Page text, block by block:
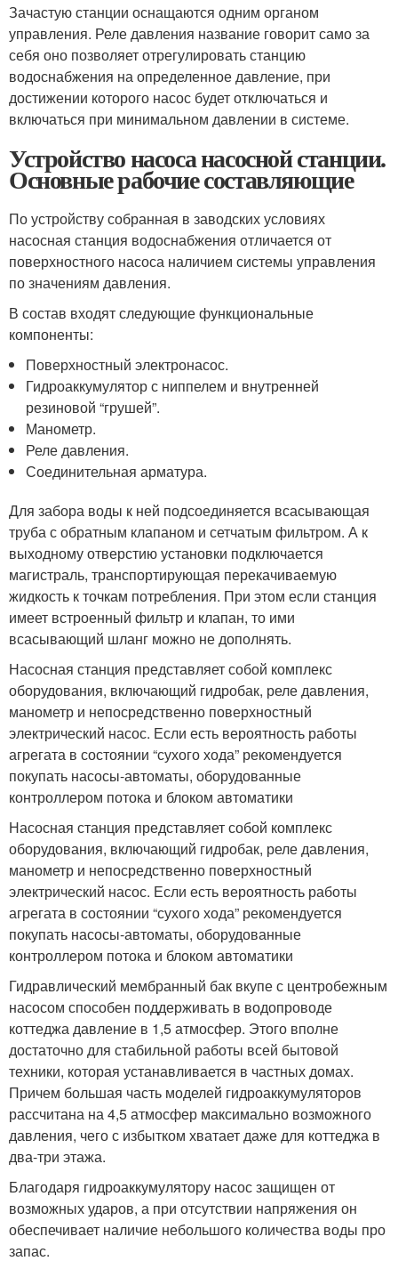
Зачастую станции оснащаются одним органом
управления. Реле давления название говорит само за
себя оно позволяет отрегулировать станцию
водоснабжения на определенное давление, при
достижении которого насос будет отключаться и
включаться при минимальном давлении в системе.
Устройство насоса насосной станции.
Основные рабочие составляющие
По устройству собранная в заводских условиях
насосная станция водоснабжения отличается от
поверхностного насоса наличием системы управления
по значениям давления.
В состав входят следующие функциональные
компоненты:
Поверхностный электронасос.
Гидроаккумулятор с ниппелем и внутренней
резиновой “грушей”.
Манометр.
Реле давления.
Соединительная арматура.
Для забора воды к ней подсоединяется всасывающая
труба с обратным клапаном и сетчатым фильтром. А к
выходному отверстию установки подключается
магистраль, транспортирующая перекачиваемую
жидкость к точкам потребления. При этом если станция
имеет встроенный фильтр и клапан, то ими
всасывающий шланг можно не дополнять.
Насосная станция представляет собой комплекс
оборудования, включающий гидробак, реле давления,
манометр и непосредственно поверхностный
электрический насос. Если есть вероятность работы
агрегата в состоянии “сухого хода” рекомендуется
покупать насосы-автоматы, оборудованные
контроллером потока и блоком автоматики
Насосная станция представляет собой комплекс
оборудования, включающий гидробак, реле давления,
манометр и непосредственно поверхностный
электрический насос. Если есть вероятность работы
агрегата в состоянии “сухого хода” рекомендуется
покупать насосы-автоматы, оборудованные
контроллером потока и блоком автоматики
Гидравлический мембранный бак вкупе с центробежным
насосом способен поддерживать в водопроводе
коттеджа давление в 1,5 атмосфер. Этого вполне
достаточно для стабильной работы всей бытовой
техники, которая устанавливается в частных домах.
Причем большая часть моделей гидроаккумуляторов
рассчитана на 4,5 атмосфер максимально возможного
давления, чего с избытком хватает даже для коттеджа в
два-три этажа.
Благодаря гидроаккумулятору насос защищен от
возможных ударов, а при отсутствии напряжения он
обеспечивает наличие небольшого количества воды про
запас.